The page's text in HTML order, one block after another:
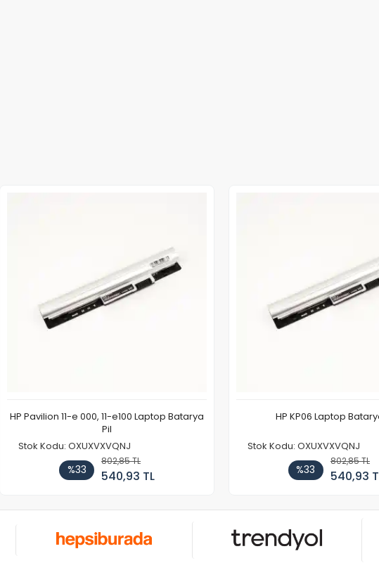
HP Pavilion 11-e 000, 11-e100 Laptop Batarya
Pil
Stok Kodu: OXUXVXVQNJ
%33
802,85 TL
540,93 TL
HP KP06 Laptop
Stok Kodu: OXUXVXVQNJ
%33
802,85 TL
540,93